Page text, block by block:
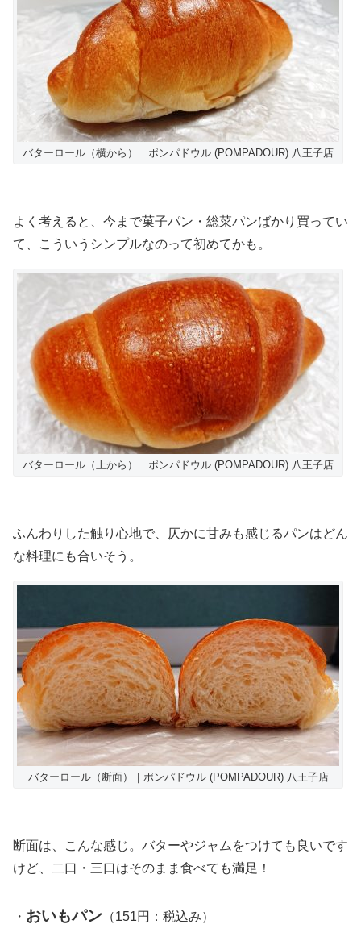
バターロール（横から）｜ポンパドウル (POMPADOUR) 八王子店
よく考えると、今まで菓子パン・総菜パンばかり買ってい
て、こういうシンプルなのって初めてかも。
バターロール（上から）｜ポンパドウル (POMPADOUR) 八王子店
ふんわりした触り心地で、仄かに甘みも感じるパンはどん
な料理にも合いそう。
バターロール（断面）｜ポンパドウル (POMPADOUR) 八王子店
断面は、こんな感じ。バターやジャムをつけても良いです
けど、二口・三口はそのまま食べても満足！
・ おいもパン （151円：税込み）